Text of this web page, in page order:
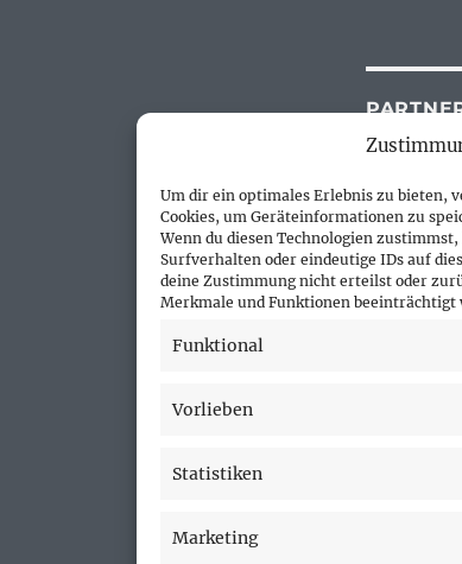
Um dir ein optimales Erlebnis zu bieten,
Cookies, um Geräteinformationen zu
Wenn du diesen Technologien
Surfverhalten oder eindeutige IDs auf
deine Zustimmung nicht erteilst oder
Merkmale und Funktionen beeinträchtigt
Funktional
Vorlieben
Statistiken
Marketing
Hofer
Sonne